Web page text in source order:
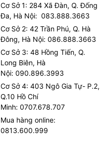
Cơ Sở 1: 284 Xã Đàn, Q. Đống
Đa, Hà Nội: 083.888.3663
Cơ Sở 2: 42 Trần Phú, Q. Hà
Đông, Hà Nội: 086.888.3663
Cơ Sở 3: 48 Hồng Tiến, Q.
Long Biên, Hà
Nội: 090.896.3993
Cơ Sở 4: 403 Ngô Gia Tự- P.2,
Q.10 Hồ Chí
Minh: 0707.678.707
Mua hàng online:
0813.600.999